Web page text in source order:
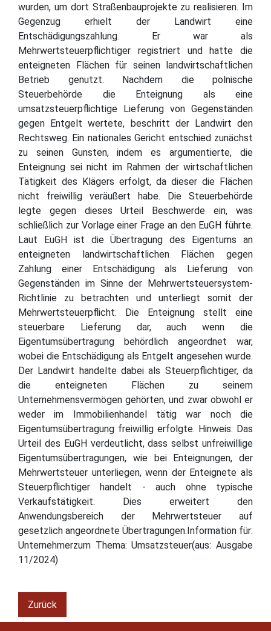
wurden, um dort Straßenbauprojekte zu realisieren. Im
Gegenzug erhielt der Landwirt eine
Entschädigungszahlung. Er war als
Mehrwertsteuerpflichtiger registriert und hatte die
enteigneten Flächen für seinen landwirtschaftlichen
Betrieb genutzt. Nachdem die polnische
Steuerbehörde die Enteignung als eine
umsatzsteuerpflichtige Lieferung von Gegenständen
gegen Entgelt wertete, beschritt der Landwirt den
Rechtsweg. Ein nationales Gericht entschied zunächst
zu seinen Gunsten, indem es argumentierte, die
Enteignung sei nicht im Rahmen der wirtschaftlichen
Tätigkeit des Klägers erfolgt, da dieser die Flächen
nicht freiwillig veräußert habe. Die Steuerbehörde
legte gegen dieses Urteil Beschwerde ein, was
schließlich zur Vorlage einer Frage an den EuGH führte.
Laut EuGH ist die Übertragung des Eigentums an
enteigneten landwirtschaftlichen Flächen gegen
Zahlung einer Entschädigung als Lieferung von
Gegenständen im Sinne der Mehrwertsteuersystem-
Richtlinie zu betrachten und unterliegt somit der
Mehrwertsteuerpflicht. Die Enteignung stellt eine
steuerbare Lieferung dar, auch wenn die
Eigentumsübertragung behördlich angeordnet war,
wobei die Entschädigung als Entgelt angesehen wurde.
Der Landwirt handelte dabei als Steuerpflichtiger, da
die enteigneten Flächen zu seinem
Unternehmensvermögen gehörten, und zwar obwohl er
weder im Immobilienhandel tätig war noch die
Eigentumsübertragung freiwillig erfolgte. Hinweis: Das
Urteil des EuGH verdeutlicht, dass selbst unfreiwillige
Eigentumsübertragungen, wie bei Enteignungen, der
Mehrwertsteuer unterliegen, wenn der Enteignete als
Steuerpflichtiger handelt - auch ohne typische
Verkaufstätigkeit. Dies erweitert den
Anwendungsbereich der Mehrwertsteuer auf
gesetzlich angeordnete Übertragungen.Information für:
Unternehmerzum Thema: Umsatzsteuer(aus: Ausgabe
11/2024)
Zurück